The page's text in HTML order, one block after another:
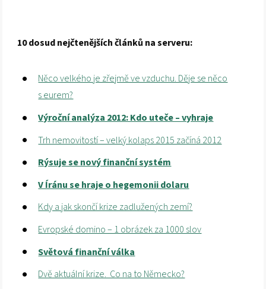
10 dosud nejčtenějších článků na serveru:
Něco velkého je zřejmě ve vzduchu. Děje se něco
s eurem?
Výroční analýza 2012: Kdo uteče – vyhraje
Trh nemovitostí – velký kolaps 2015 začíná 2012
Rýsuje se nový finanční systém
V Íránu se hraje o hegemonii dolaru
Kdy a jak skončí krize zadlužených zemí?
Evropské domino – 1 obrázek za 1000 slov
Světová finanční válka
Dvě aktuální krize. Co na to Německo?